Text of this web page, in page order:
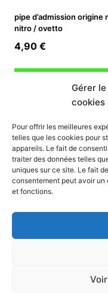
Gérer
cookies
Pour offrir les meilleures
telles que les cookies pour
appareils. Le fait de
traiter des données telles
uniques sur ce site. Le fait
consentement peut avoir
et fonctions.
pipe d’admission origine
nitro / ovetto
4,90 €
Mon compte
Nous contacter
Mode paiement
Nos services
Politique de confidentialité
Politique de cookies (UE)